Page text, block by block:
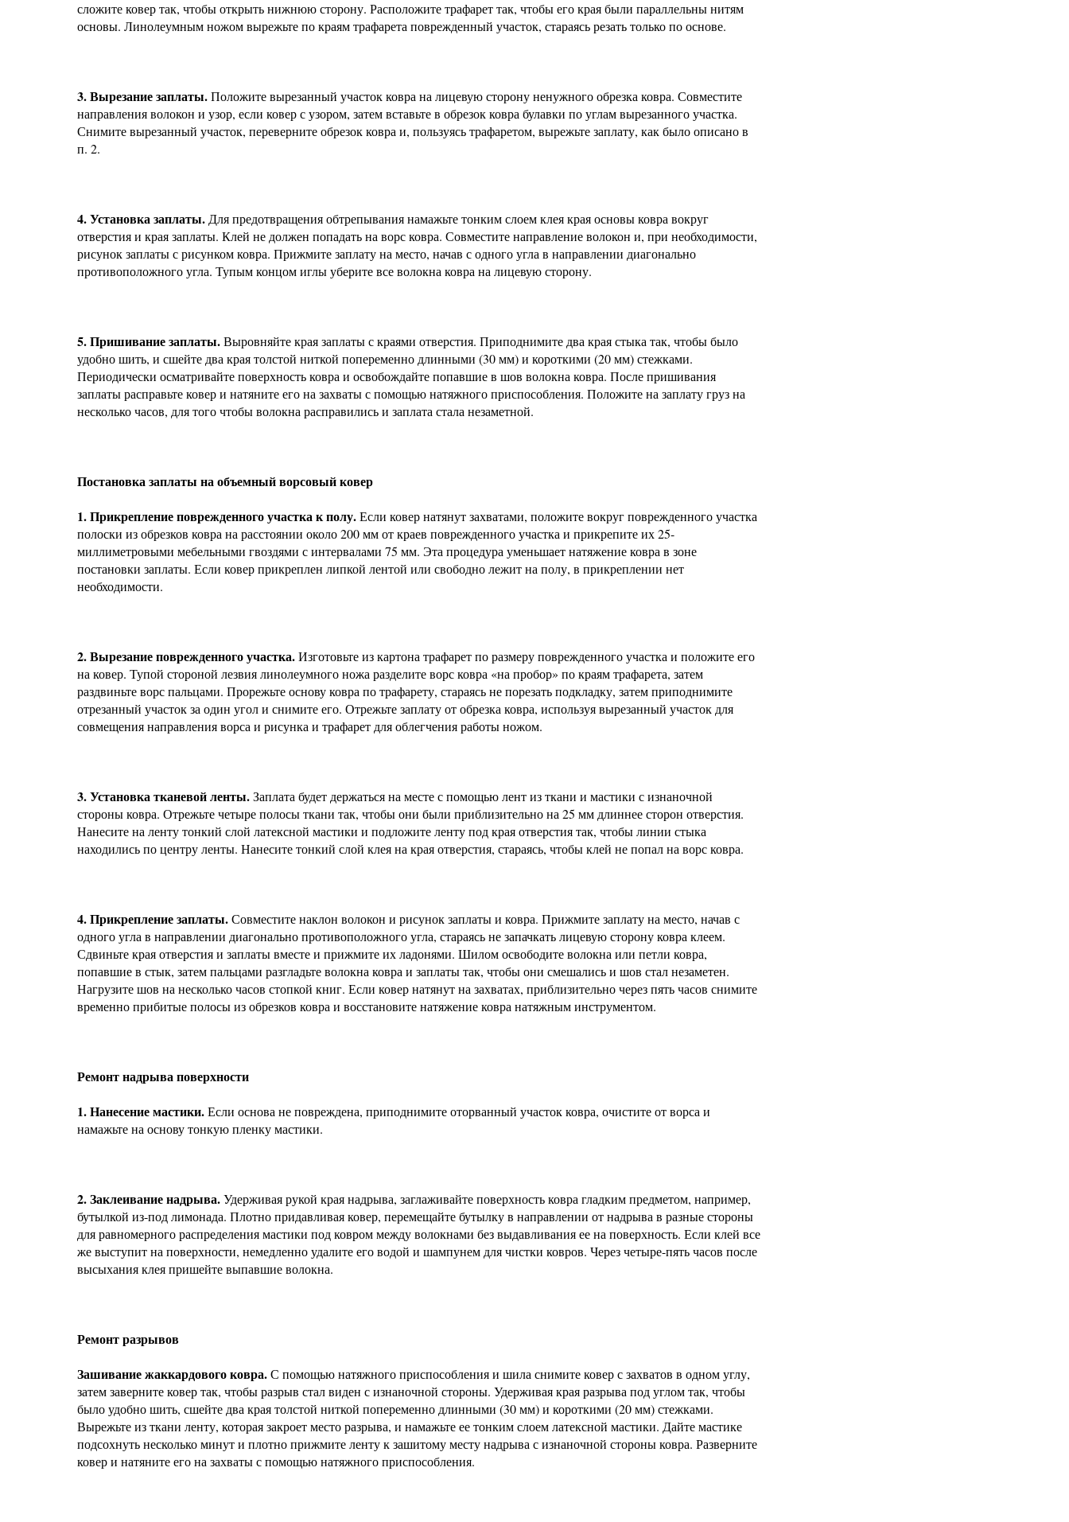
сложите ковер так, чтобы открыть нижнюю сторону. Расположите трафарет так, чтобы его края были параллельны нитям
основы. Линолеумным ножом вырежьте по краям трафарета поврежденный участок, стараясь резать только по основе.
3. Вырезание заплаты.Положите вырезанный участок ковра на лицевую сторону ненужного обрезка ковра. Совместите
направления волокон и узор, если ковер с узором, затем вставьте в обрезок ковра булавки по углам вырезанного участка.
Снимите вырезанный участок, переверните обрезок ковра и, пользуясь трафаретом, вырежьте заплату, как было описано в
п. 2.
4. Установка заплаты. Для предотвращения обтрепывания намажьте тонким слоем клея края основы ковра вокруг
отверстия и края заплаты. Клей не должен попадать на ворс ковра. Совместите направление волокон и, при необходимости,
рисунок заплаты с рисунком ковра. Прижмите заплату на место, начав с одного угла в направлении диагонально
противоположного угла. Тупым концом иглы уберите все волокна ковра на лицевую сторону.
5. Пришивание заплаты.Выровняйте края заплаты с краями отверстия. Приподнимите два края стыка так, чтобы было
удобно шить, и сшейте два края толстой ниткой попеременно длинными (30 мм) и короткими (20 мм) стежками.
Периодически осматривайте поверхность ковра и освобождайте попавшие в шов волокна ковра. После пришивания
заплаты расправьте ковер и натяните его на захваты с помощью натяжного приспособления. Положите на заплату груз на
несколько часов, для того чтобы волокна расправились и заплата стала незаметной.
Постановка заплаты на объемный ворсовый ковер
1. Прикрепление поврежденного участка к полу.Если ковер натянут захватами, положите вокруг поврежденного участка
полоски из обрезков ковра на расстоянии около 200 мм от краев поврежденного участка и прикрепите их 25-
миллиметровыми мебельными гвоздями с интервалами 75 мм. Эта процедура уменьшает натяжение ковра в зоне
постановки заплаты. Если ковер прикреплен липкой лентой или свободно лежит на полу, в прикреплении нет
необходимости.
2. Вырезание поврежденного участка.Изготовьте из картона трафарет по размеру поврежденного участка и положите его
на ковер. Тупой стороной лезвия линолеумного ножа разделите ворс ковра «на пробор» по краям трафарета, затем
раздвиньте ворс пальцами. Прорежьте основу ковра по трафарету, стараясь не порезать подкладку, затем приподнимите
отрезанный участок за один угол и снимите его. Отрежьте заплату от обрезка ковра, используя вырезанный участок для
совмещения направления ворса и рисунка и трафарет для облегчения работы ножом.
3. Установка тканевой ленты.Заплата будет держаться на месте с помощью лент из ткани и мастики с изнаночной
стороны ковра. Отрежьте четыре полосы ткани так, чтобы они были приблизительно на 25 мм длиннее сторон отверстия.
Нанесите на ленту тонкий слой латексной мастики и подложите ленту под края отверстия так, чтобы линии стыка
находились по центру ленты. Нанесите тонкий слой клея на края отверстия, стараясь, чтобы клей не попал на ворс ковра.
4. Прикрепление заплаты.Совместите наклон волокон и рисунок заплаты и ковра. Прижмите заплату на место, начав с
одного угла в направлении диагонально противоположного угла, стараясь не запачкать лицевую сторону ковра клеем.
Сдвиньте края отверстия и заплаты вместе и прижмите их ладонями. Шилом освободите волокна или петли ковра,
попавшие в стык, затем пальцами разгладьте волокна ковра и заплаты так, чтобы они смешались и шов стал незаметен.
Нагрузите шов на несколько часов стопкой книг. Если ковер натянут на захватах, приблизительно через пять часов снимите
временно прибитые полосы из обрезков ковра и восстановите натяжение ковра натяжным инструментом.
Ремонт надрыва поверхности
1. Нанесение мастики.Если основа не повреждена, приподнимите оторванный участок ковра, очистите от ворса и
намажьте на основу тонкую пленку мастики.
2. Заклеивание надрыва.Удерживая рукой края надрыва, заглаживайте поверхность ковра гладким предметом, например,
бутылкой из-под лимонада. Плотно придавливая ковер, перемещайте бутылку в направлении от надрыва в разные стороны
для равномерного распределения мастики под ковром между волокнами без выдавливания ее на поверхность. Если клей все
же выступит на поверхности, немедленно удалите его водой и шампунем для чистки ковров. Через четыре-пять часов после
высыхания клея пришейте выпавшие волокна.
Ремонт разрывов
Зашивание жаккардового ковра.С помощью натяжного приспособления и шила снимите ковер с захватов в одном углу,
затем заверните ковер так, чтобы разрыв стал виден с изнаночной стороны. Удерживая края разрыва под углом так, чтобы
было удобно шить, сшейте два края толстой ниткой попеременно длинными (30 мм) и короткими (20 мм) стежками.
Вырежьте из ткани ленту, которая закроет место разрыва, и намажьте ее тонким слоем латексной мастики. Дайте мастике
подсохнуть несколько минут и плотно прижмите ленту к зашитому месту надрыва с изнаночной стороны ковра. Разверните
ковер и натяните его на захваты с помощью натяжного приспособления.